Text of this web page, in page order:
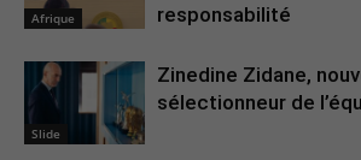
Afrique
responsabilité
Slide
Zinedine Zidane,
sélectionneur de